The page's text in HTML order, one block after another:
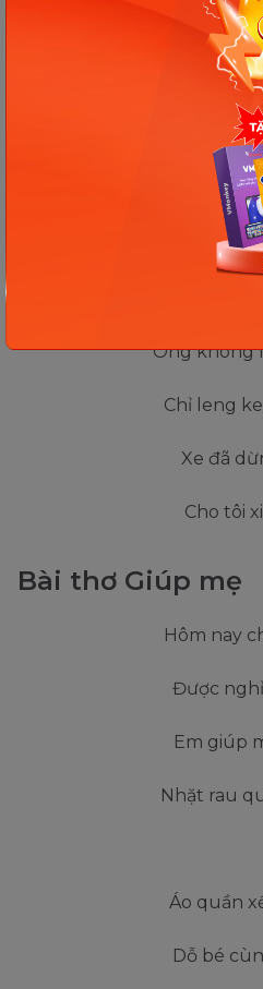
Leng
Là
Hỡi cô
Có rác,
Ông rác
Khẩu trang
Ông không
Chỉ leng
Xe đã
Cho tôi
Bài thơ Giúp mẹ
Hôm nay
Được
Em giúp
Nhặt rau
Áo quần
Dỗ bé